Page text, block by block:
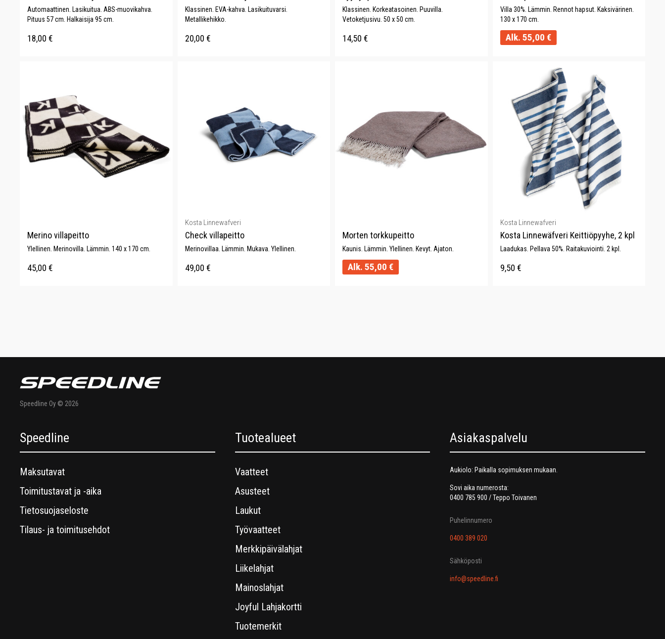
Automaattinen. Lasikuitua. ABS-muovikahva.
Pituus 57 cm. Halkaisija 95 cm.
18,00 €
Klassinen. EVA-kahva. Lasikuituvarsi.
Metallikehikko.
20,00 €
Klassinen. Korkeatasoinen. Puuvilla.
Vetoketjusivu. 50 x 50 cm.
14,50 €
Villa 30%. Lämmin. Rennot hapsut. Kaksivärinen.
130 x 170 cm.
Alk. 55,00 €
Merino villapeitto
Ylellinen. Merinovilla. Lämmin. 140 x 170 cm.
45,00 €
Kosta Linnewafveri
Check villapeitto
Merinovillaa. Lämmin. Mukava. Ylellinen.
49,00 €
Morten torkkupeitto
Kaunis. Lämmin. Ylellinen. Kevyt. Ajaton.
Alk. 55,00 €
Kosta Linnewafveri
Kosta Linnewäfveri Keittiöpyyhe, 2 kpl
Laadukas. Pellava 50%. Raitakuviointi. 2 kpl.
9,50 €
Speedline Oy © 2026
Speedline
Maksutavat
Toimitustavat ja -aika
Tietosuojaseloste
Tilaus- ja toimitusehdot
Tuotealueet
Vaatteet
Asusteet
Laukut
Työvaatteet
Merkkipäivälahjat
Liikelahjat
Mainoslahjat
Joyful Lahjakortti
Tuotemerkit
Asiakaspalvelu
Aukiolo: Paikalla sopimuksen mukaan.
Sovi aika numerosta:
0400 785 900 / Teppo Toivanen
Puhelinnumero
0400 389 020
Sähköposti
info@speedline.fi